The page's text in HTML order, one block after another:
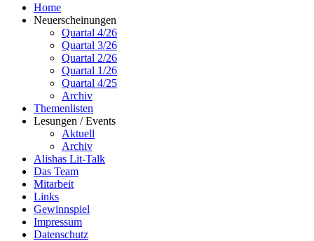
Home
Neuerscheinungen
Quartal 4/26
Quartal 3/26
Quartal 2/26
Quartal 1/26
Quartal 4/25
Archiv
Themenlisten
Lesungen / Events
Aktuell
Archiv
Alishas Lit-Talk
Das Team
Mitarbeit
Links
Gewinnspiel
Impressum
Datenschutz